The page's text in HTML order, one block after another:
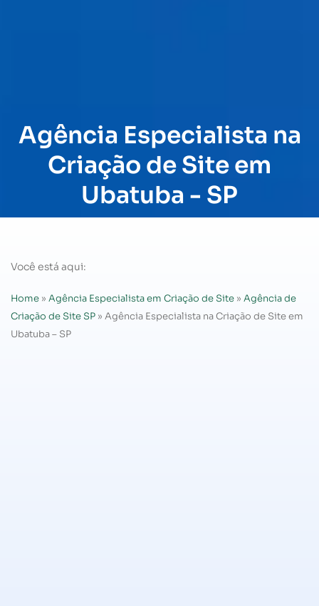
Agência Especialista na
Criação de Site em
Ubatuba - SP
Você está aqui:
Home » Agência Especialista em Criação de Site » Agência de
Criação de Site SP » Agência Especialista na Criação de Site em
Ubatuba – SP